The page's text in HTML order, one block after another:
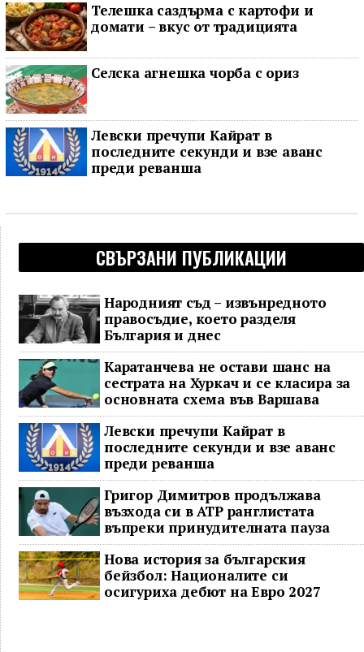
Телешка саздърма с картофи и
домати – вкус от традицията
Селска агнешка чорба с ориз
Левски пречупи Кайрат в
последните секунди и взе аванс
преди реванша
СВЪРЗАНИ ПУБЛИКАЦИИ
Народният съд – извънредното
правосъдие, което разделя
България и днес
Каратанчева не остави шанс на
сестрата на Хуркач и се класира за
основната схема във Варшава
Левски пречупи Кайрат в
последните секунди и взе аванс
преди реванша
Григор Димитров продължава
възхода си в ATP ранглистата
въпреки принудителната пауза
Нова история за българския
бейзбол: Националите си
осигуриха дебют на Евро 2027